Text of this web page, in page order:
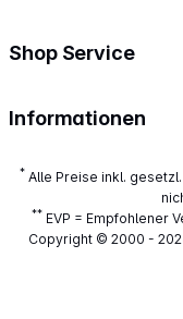
Shop Service
Informationen
* Alle Preise inkl.
**EVP = Empfohlener
Copyright © 2000 -